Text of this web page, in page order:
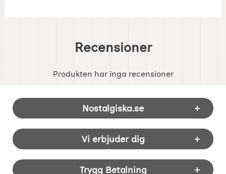
Recensioner
Produkten har inga recensioner
Sidfot Blandad info och länkar
Nostalgiska.se
Vi erbjuder dig
Trygg Betalning